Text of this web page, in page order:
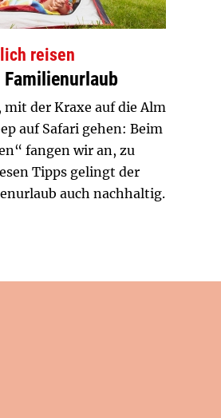
reisen
mit der Kraxe auf die Alm
auf Safari gehen: Beim
fangen wir an, zu
Tipps gelingt der
auch nachhaltig.